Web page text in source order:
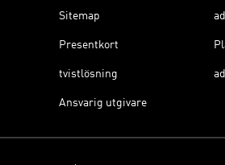
Sitemap
Presentkort
tvistlösning
Ansvarig utgivare